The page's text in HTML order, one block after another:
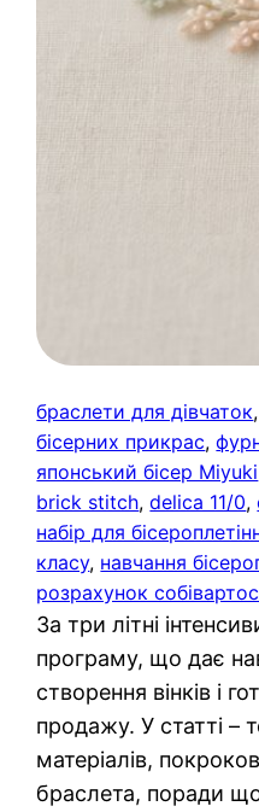
браслети для дівчаток,
бісерних прикрас,
японський бісер Miyuki
brick stitch, delica 11/0,
набір для
класу, навчання
розрахунок
За три літні
програму, що дає
створення вінків і
продажу. У статті –
матеріалів,
браслета, поради